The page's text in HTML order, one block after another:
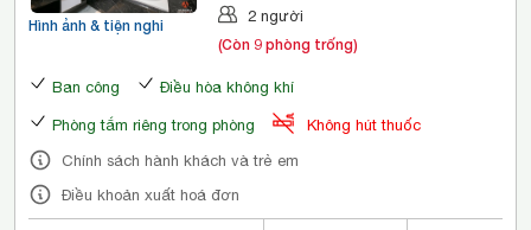
Hình ảnh & tiện nghi
2 người
(Còn 9 phòng trống)
Ban công Điều hòa không khí
Phòng tắm riêng trong phòng
Không hút thuốc
Chính sách hành khách và trẻ em
Điều khoản xuất hoá đơn